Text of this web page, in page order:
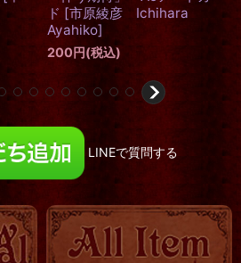
ド [市原綾彦 Ichihara
Ayahiko]
200円(税込)
LINEで質問する